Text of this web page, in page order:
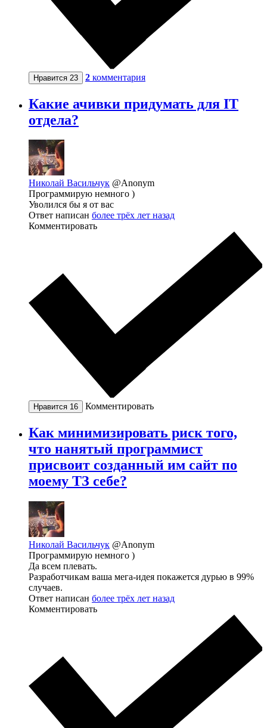
Нравится 23 2 комментария
Какие ачивки придумать для IT
отдела?
Николай Васильчук @Anonym
Программирую немного )
Уволился бы я от вас
Ответ написан более трёх лет назад
Комментировать
Нравится 16 Комментировать
Как минимизировать риск того,
что нанятый программист
присвоит созданный им сайт по
моему ТЗ себе?
Николай Васильчук @Anonym
Программирую немного )
Да всем плевать.
Разработчикам ваша мега-идея покажется дурью в 99%
случаев.
Ответ написан более трёх лет назад
Комментировать